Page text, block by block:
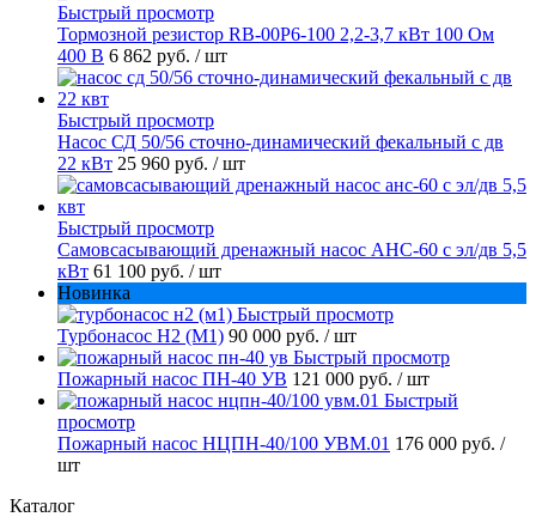
Быстрый просмотр
Тормозной резистор RB-00P6-100 2,2-3,7 кВт 100 Ом
400 В 6 862 руб. / шт
Быстрый просмотр
Насос СД 50/56 сточно-динамический фекальный с дв
22 кВт 25 960 руб. / шт
Быстрый просмотр
Самовсасывающий дренажный насос АНС-60 с эл/дв 5,5
кВт 61 100 руб. / шт
Новинка
Быстрый просмотр
Турбонасос Н2 (М1) 90 000 руб. / шт
Быстрый просмотр
Пожарный насос ПН-40 УВ 121 000 руб. / шт
Быстрый
просмотр
Пожарный насос НЦПН-40/100 УВМ.01 176 000 руб. /
шт
Каталог